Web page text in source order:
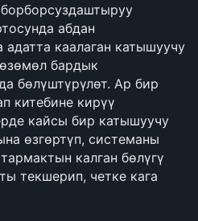
абдан
каалаган катышуучу
бардык
бөлүштүрүлөт. Ар бир
китебине кирүү
кайсы бир катышуучу
өзгөртүп, системаны
калган бөлүгү
текшерип, четке кага